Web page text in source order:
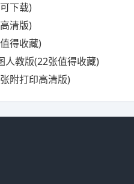
下载)
清版)
得收藏)
人教版(22张值得收藏)
附打印高清版)